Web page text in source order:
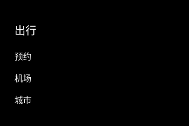
出行
预约
机场
城市